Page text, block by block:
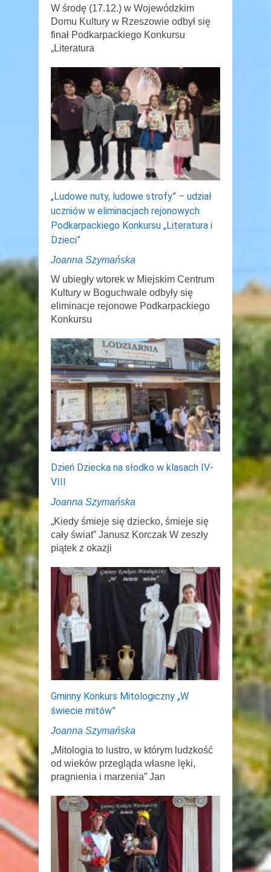
W środę (17.12.) w Wojewódzkim
Domu Kultury w Rzeszowie odbył się
finał Podkarpackiego Konkursu
„Literatura
„Ludowe nuty, ludowe strofy” – udział
uczniów w eliminacjach rejonowych
Podkarpackiego Konkursu „Literatura i
Dzieci”
Joanna Szymańska
W ubiegły wtorek w Miejskim Centrum
Kultury w Boguchwale odbyły się
eliminacje rejonowe Podkarpackiego
Konkursu
Dzień Dziecka na słodko w klasach IV-
VIII
Joanna Szymańska
„Kiedy śmieje się dziecko, śmieje się
cały świat” Janusz Korczak W zeszły
piątek z okazji
Gminny Konkurs Mitologiczny „W
świecie mitów”
Joanna Szymańska
„Mitologia to lustro, w którym ludzkość
od wieków przegląda własne lęki,
pragnienia i marzenia” Jan